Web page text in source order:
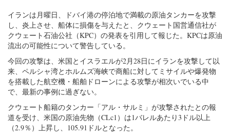
イランは月曜日、ドバイ港の停泊地で満載の原油タンカーを攻撃
し、炎上させ、船体に損傷を与えたと、クウェート国営通信社が
クウェート石油公社（KPC）の発表を引用して報じた。KPCは原油
流出の可能性について警告している。
今回の攻撃は、米国とイスラエルが2月28日にイランを攻撃して以
来、ペルシャ湾とホルムズ海峡で商船に対してミサイルや爆発物
を搭載した航空機・船舶ドローンによる攻撃が相次いでいる中
で、最新の事例に過ぎない。
クウェート船籍のタンカー「アル・サルミ」が攻撃されたとの報
道を受け、米国の原油先物（CLc1）は1バレルあたり3ドル以上
（2.9％）上昇し、105.91ドルとなった。